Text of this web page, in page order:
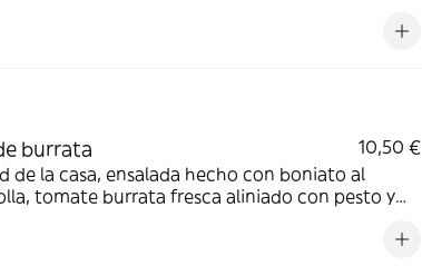
burrata
10,50 €
de la casa, ensalada hecho con boniato al
tomate burrata fresca aliniado con pesto y